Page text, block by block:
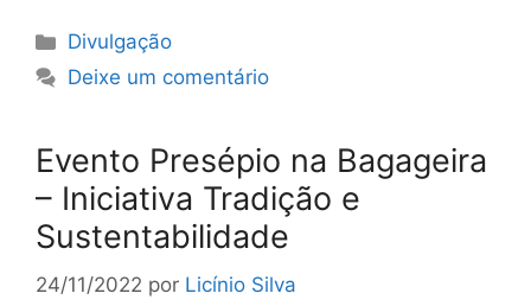
Categorias
Divulgação
Deixe um comentário
Evento Presépio na Bagageira
– Iniciativa Tradição e
Sustentabilidade
24/11/2022 por Licínio Silva